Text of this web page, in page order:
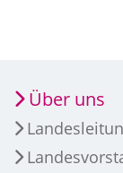
Über uns